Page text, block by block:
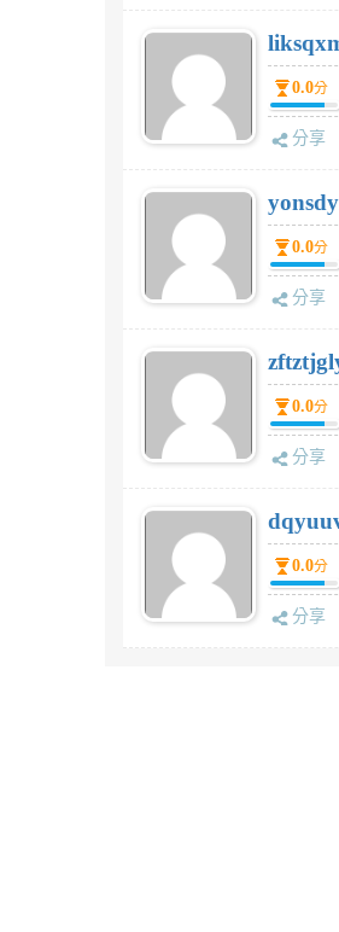
0.0分
分享
0.0分
分享
0.0分
分享
0.0分
分享